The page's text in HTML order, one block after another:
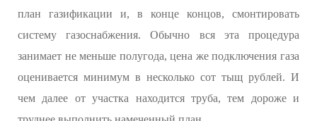
план газификации и, в конце концов, смонтировать
систему газоснабжения. Обычно вся эта процедура
занимает не меньше полугода, цена же подключения газа
оценивается минимум в несколько сот тыщ рублей. И
чем далее от участка находится труба, тем дороже и